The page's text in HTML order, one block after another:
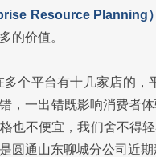
Resource Planning
的价值。
多个平台有十几家店的
，一出错既影响消费者
也不便宜，我们舍不得
圆通山东聊城分公司近